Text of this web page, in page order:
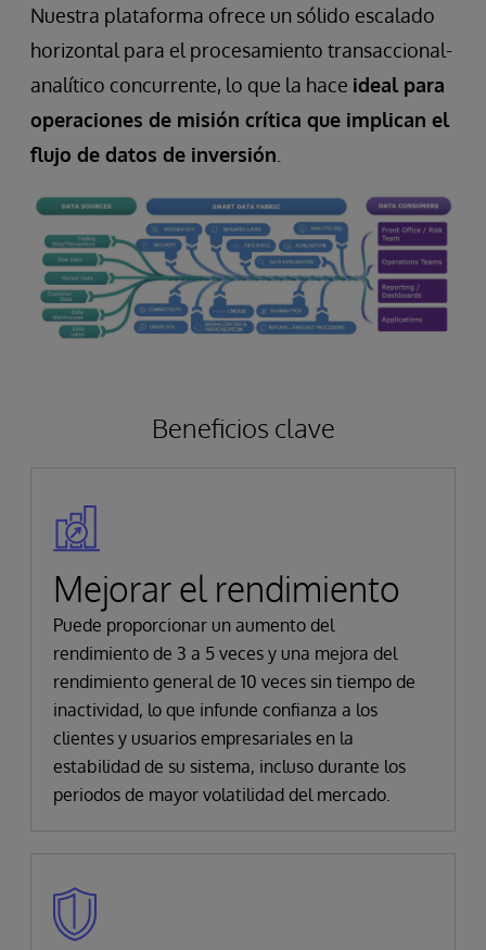
Nuestra plataforma ofrece un sólido escalado
horizontal para el procesamiento transaccional-
analítico concurrente, lo que la hace ideal para
operaciones de misión crítica que implican el
flujo de datos de inversión
Beneficios clave
Mejorar el rendimiento
Puede proporcionar un aumento del
rendimiento de 3 a 5 veces y una mejora del
rendimiento general de 10 veces sin tiempo de
inactividad, lo que infunde confianza a los
clientes y usuarios empresariales en la
estabilidad de su sistema, incluso durante los
periodos de mayor volatilidad del mercado.